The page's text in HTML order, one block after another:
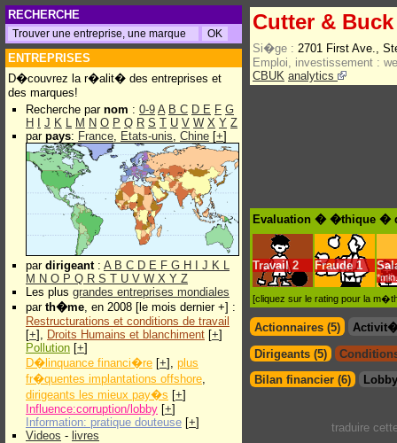
RECHERCHE
ENTREPRISES
D�couvrez la r�alit� des entreprises et
des marques!
Recherche par nom : 0-9 A B C D E F G
H
J K L M N O P Q R S T U V W X Y Z
par pays: France, Etats-unis, Chine [+]
par dirigeant: A B C D E F G H J K L
M N O P Q R S T U V W X Y Z
Les plus grandes entreprises mondiales
par th�me, en 2008 [le mois dernier +] :
Restructurations et conditions de travail
[+], Droits Humains et blanchiment [+]
Pollution [+]
D�linquance financi�re [+], plus
fr�quentes implantations offshore,
dirigeants les mieux pay�s [+]
Influence:corruption/lobby [+]
Information: pratique douteuse [+]
Videos - livres
Cutter &
Si�ge : 2701 First Ave.,
Emploi, investissement :
CBUK analytics
Evaluation � �thique �
Travail 2 Fraude 1
*min.
[cliquez sur le rating pour la
Actionnaires (5)
Dirigeants (5)
Bilan financier (6)
traduire